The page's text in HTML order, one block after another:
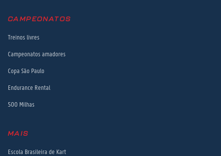
CAMPEONATOS
Treinos livres
Campeonatos amadores
Copa São Paulo
Endurance Rental
500 Milhas
MAIS
Escola Brasileira de Kart